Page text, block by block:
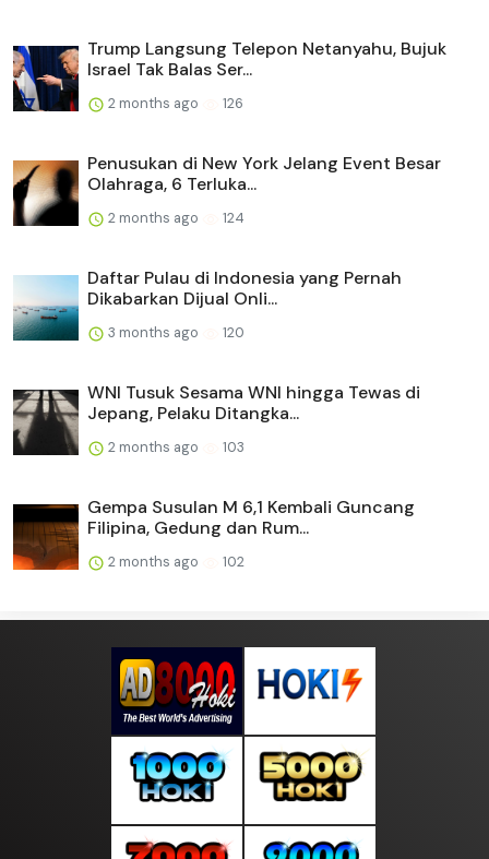
Trump Langsung Telepon Netanyahu, Bujuk
Israel Tak Balas Ser...
2 months ago 126
Penusukan di New York Jelang Event Besar
Olahraga, 6 Terluka...
2 months ago 124
Daftar Pulau di Indonesia yang Pernah
Dikabarkan Dijual Onli...
3 months ago 120
WNI Tusuk Sesama WNI hingga Tewas di
Jepang, Pelaku Ditangka...
2 months ago 103
Gempa Susulan M 6,1 Kembali Guncang
Filipina, Gedung dan Rum...
2 months ago 102